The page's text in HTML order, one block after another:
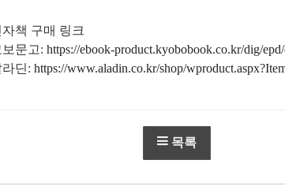
자책 구매 링크
보문고: https://ebook-product.kyobobook.co.kr/dig/
라딘: https://www.aladin.co.kr/shop/
목록